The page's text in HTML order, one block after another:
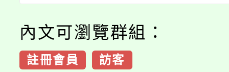
內文可瀏覽群組：
註冊會員 訪客